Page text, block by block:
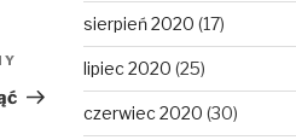
Następny
wpis
sierpień 2020 (17)
lipiec 2020 (25)
czerwiec 2020 (30)